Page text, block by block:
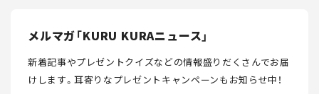
メルマガ「KURU KURAニュース」
新着記事やプレゼントクイズなどの情報盛りだくさんでお届
けします。耳寄りなプレゼントキャンペーンもお知らせ中！